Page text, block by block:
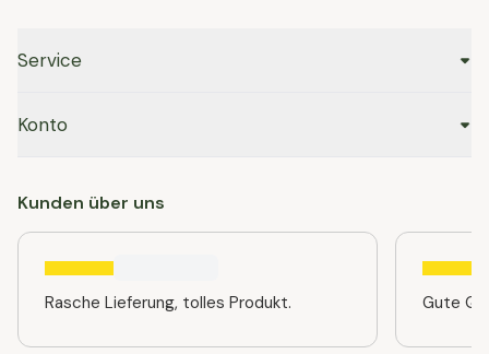
Service
Konto
Kunden über uns
Rasche Lieferung, tolles Produkt. Gute